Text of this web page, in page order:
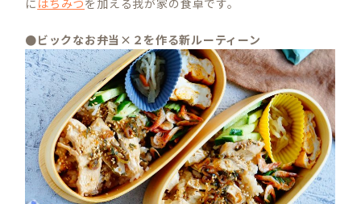
●ビックなお弁当×２を作る新ルーティーン